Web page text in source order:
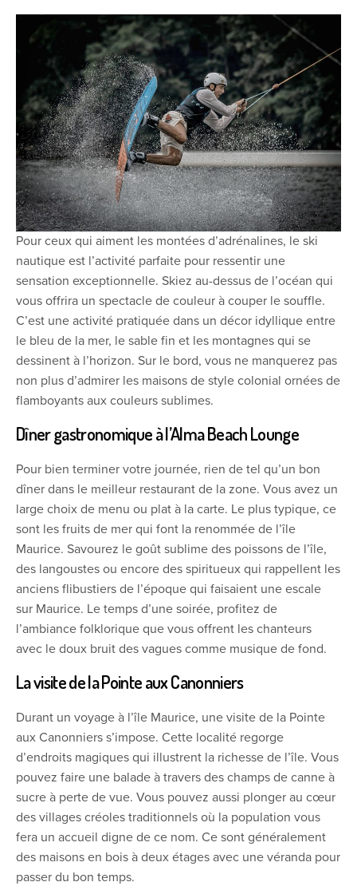
Pour ceux qui aiment les montées d’adrénalines, le ski
nautique est l’activité parfaite pour ressentir une
sensation exceptionnelle. Skiez au-dessus de l’océan qui
vous offrira un spectacle de couleur à couper le souffle.
C’est une activité pratiquée dans un décor idyllique entre
le bleu de la mer, le sable fin et les montagnes qui se
dessinent à l’horizon. Sur le bord, vous ne manquerez pas
non plus d’admirer les maisons de style colonial ornées de
flamboyants aux couleurs sublimes.
Dîner gastronomique à l’Alma Beach Lounge
Pour bien terminer votre journée, rien de tel qu’un bon
dîner dans le meilleur restaurant de la zone. Vous avez un
large choix de menu ou plat à la carte. Le plus typique, ce
sont les fruits de mer qui font la renommée de l’île
Maurice. Savourez le goût sublime des poissons de l’île,
des langoustes ou encore des spiritueux qui rappellent les
anciens flibustiers de l’époque qui faisaient une escale
sur Maurice. Le temps d’une soirée, profitez de
l’ambiance folklorique que vous offrent les chanteurs
avec le doux bruit des vagues comme musique de fond.
La visite de la Pointe aux Canonniers
Durant un voyage à l’île Maurice, une visite de la Pointe
aux Canonniers s’impose. Cette localité regorge
d’endroits magiques qui illustrent la richesse de l’île. Vous
pouvez faire une balade à travers des champs de canne à
sucre à perte de vue. Vous pouvez aussi plonger au cœur
des villages créoles traditionnels où la population vous
fera un accueil digne de ce nom. Ce sont généralement
des maisons en bois à deux étages avec une véranda pour
passer du bon temps.